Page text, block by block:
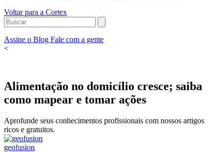
Voltar para a Cortex
Assine o Blog Fale com a gente
<
Alimentação no domicílio cresce; saiba
como mapear e tomar ações
Aprofunde seus conhecimentos profissionais com nossos artigos
ricos e gratuitos.
geofusion